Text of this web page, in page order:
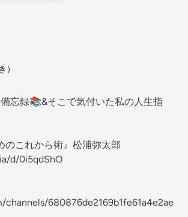
）
忘録📚&そこで気付いた私の人生指
のこれから術』松浦弥太郎
d/0i5qdShO
channels/680876de2169b1fe61a4e2ae